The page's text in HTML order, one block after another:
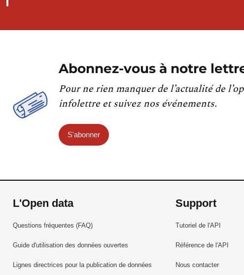
Abonnez-vous à notre
Pour ne rien manquer de l’actualité de
infolettre et suivez nos événements.
S'abonner
L'Open data
Questions fréquentes (FAQ)
Guide d'utilisation des données ouvertes
Lignes directrices pour la publication de données
Support
Tutoriel de l'API
Référence de l'API
Nous contacter